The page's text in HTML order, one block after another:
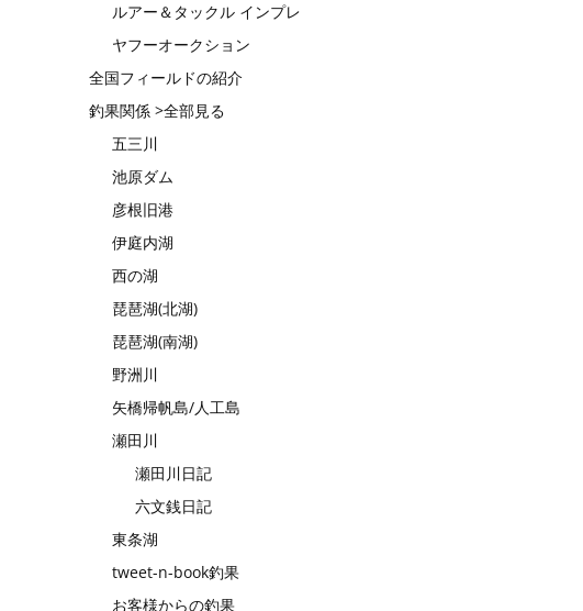
ルアー＆タックル インプレ
ヤフーオークション
全国フィールドの紹介
釣果関係 >全部見る
五三川
池原ダム
彦根旧港
伊庭内湖
西の湖
琵琶湖(北湖)
琵琶湖(南湖)
野洲川
矢橋帰帆島/人工島
瀬田川
瀬田川日記
六文銭日記
東条湖
tweet-n-book釣果
お客様からの釣果